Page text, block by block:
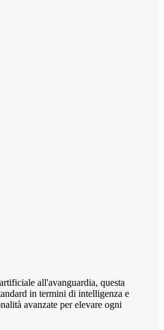
all'avanguardia, questa
in termini di intelligenza e
avanzate per elevare ogni